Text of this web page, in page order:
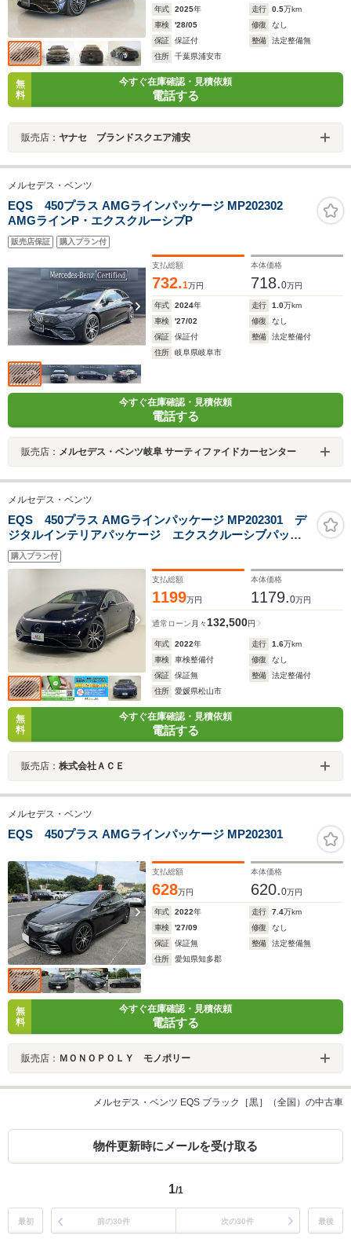
年式 2025年 走行 0.5万km
車検
'28/05 修復
なし
保証
保証付 整備
法定整備無
住所
千葉県浦安市
無
料
今すぐ在庫確認・見積依頼
電話する
販売店： ヤナセ ブランドスクエア浦安
メルセデス・ベンツ
EQS 450プラス AMGラインパッケージ MP202302
AMGラインP・エクスクルーシブP
販売店保証 購入プラン付
支払総額
732.1万円
本体価格
718.0万円
年式 2024年 走行 1.0万km
車検
'27/02 修復
なし
保証
保証付 整備
法定整備付
住所
岐阜県岐阜市
今すぐ在庫確認・見積依頼
電話する
販売店： メルセデス・ベンツ岐阜 サーティファイドカーセンター
メルセデス・ベンツ
EQS 450プラス AMGラインパッケージ MP202301 デ
ジタルインテリアパッケージ エクスクルーシブパッケ
ージ リアコンフォートパッケージ MBUXリアエン
ターテイメントシステムパッケージ ARヘッドアップデ
ィスプレイ 白革 スペア ディーラー保証付
購入プラン付
支払総額
1199万円
本体価格
1179.0万円
通常ローン 月々 132,500円
年式 2022年 走行 1.6万km
車検
車検整備付 修復
なし
保証
保証無 整備
法定整備付
住所
愛媛県松山市
無
料
今すぐ在庫確認・見積依頼
電話する
販売店： 株式会社ＡＣＥ
メルセデス・ベンツ
EQS 450プラス AMGラインパッケージ MP202301
支払総額
628万円
本体価格
620.0万円
年式 2022年 走行 7.4万km
車検
'27/09 修復
なし
保証
保証無 整備
法定整備無
住所
愛知県知多郡
無
料
今すぐ在庫確認・見積依頼
電話する
販売店： ＭＯＮＯＰＯＬＹ モノポリー
メルセデス・ベンツ EQS ブラック［黒］（全国）の中古車
物件更新時にメールを受け取る
1/1
最初 前の30件 次の30件 最後